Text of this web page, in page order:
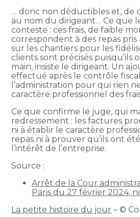
… donc non déductibles et, de
au nom du dirigeant… Ce que
conteste : ces frais, de faible
correspondent à des repas pris
sur les chantiers pour les
clients sont précisés puisqu’ils
main, insiste le dirigeant. Un
effectué après le contrôle
l’administration pour qui rien
caractère professionnel des
Ce que confirme le juge, qui
redressement : les factures
ni à établir le caractère
repas ni à prouver qu’ils ont
l’intérêt de l’entreprise.
Source :
Arrêt de la Cour
Paris du 27 février 2024,
La petite histoire du jour – ©